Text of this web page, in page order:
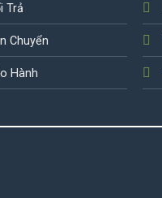
Trả
Chuyển
Hành